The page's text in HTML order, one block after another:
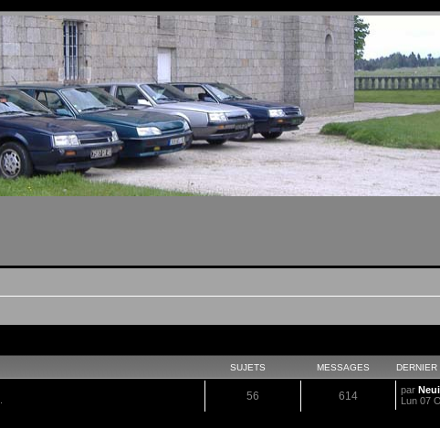
SUJETS MESSAGES DERNIER
56 614 par
Lun 07